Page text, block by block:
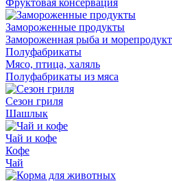
Фруктовая консервация
Замороженные продукты
Замороженная рыба и
Полуфабрикаты
Мясо, птица, халяль
Полуфабрикаты из мяса
Сезон гриля
Шашлык
Чай и кофе
Кофе
Чай